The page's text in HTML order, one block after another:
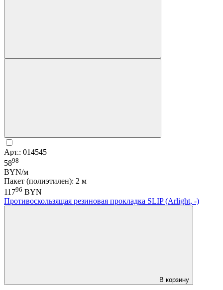
Арт.: 014545
5898
BYN/м
Пакет (полиэтилен): 2 м
11796 BYN
Противоскользящая резиновая прокладка SLIP (Arlight, -)
В корзину